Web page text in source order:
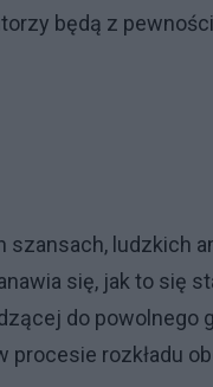
będą z
szansach, ludzkich
się, jak to się
do powolnego
procesie rozkładu